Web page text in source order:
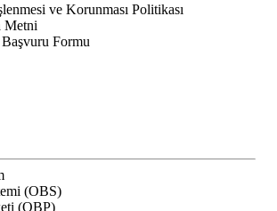
ve Korunması Politikası
Metni
Formu
(OBS)
(OBP)